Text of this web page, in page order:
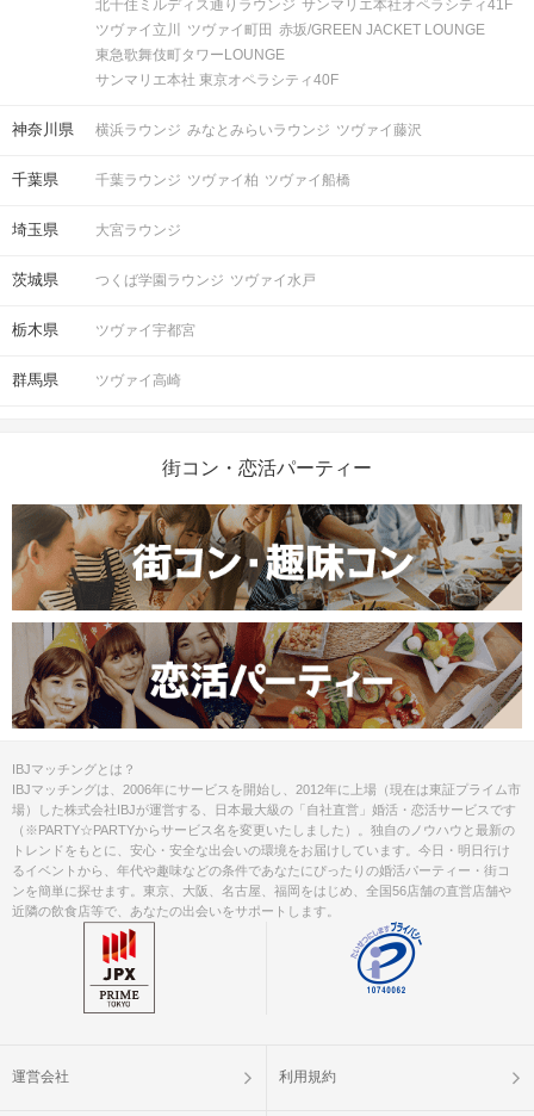
北千住ミルディス通りラウンジ サンマリエ本社オペラシティ41F
ツヴァイ立川
ツヴァイ町田 赤坂/GREEN JACKET LOUNGE
東急歌舞伎町タワーLOUNGE
サンマリエ本社 東京オペラシティ40F
神奈川県 横浜ラウンジ みなとみらいラウンジ ツヴァイ藤沢
千葉県 千葉ラウンジ ツヴァイ柏 ツヴァイ船橋
埼玉県 大宮ラウンジ
茨城県 つくば学園ラウンジ ツヴァイ水戸
栃木県 ツヴァイ宇都宮
群馬県 ツヴァイ高崎
街コン・恋活パーティー
IBJマッチングとは？
IBJマッチングは、2006年にサービスを開始し、2012年に上場（現在は東証プライム市
場）した株式会社IBJが運営する、日本最大級の「自社直営」婚活・恋活サービスです
（※PARTY☆PARTYからサービス名を変更いたしました）。独自のノウハウと最新の
トレンドをもとに、安心・安全な出会いの環境をお届けしています。今日・明日行け
るイベントから、年代や趣味などの条件であなたにぴったりの婚活パーティー・街コ
ンを簡単に探せます。東京、大阪、名古屋、福岡をはじめ、全国56店舗の直営店舗や
近隣の飲食店等で、あなたの出会いをサポートします。
運営会社 利用規約